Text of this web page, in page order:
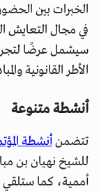
الخبرات بين
في مجال التعايش
سيشمل عرضًا
الأطر القانونية
أنشطة متنوعة
تتضمنأنشطة
للشيخ نهيان بن
أممية، كما ستلقي